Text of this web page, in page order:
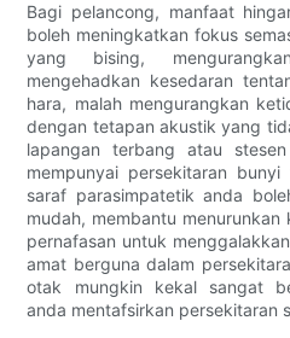
Bagi pelancong, manfaat
boleh meningkatkan fokus
yang bising,
mengehadkan kesedaran
hara, malah mengurangkan
dengan tetapan akustik yang
lapangan terbang atau
mempunyai persekitaran
saraf parasimpatetik anda
mudah, membantu
pernafasan untuk
amat berguna dalam
otak mungkin kekal sangat
anda mentafsirkan persekitaran